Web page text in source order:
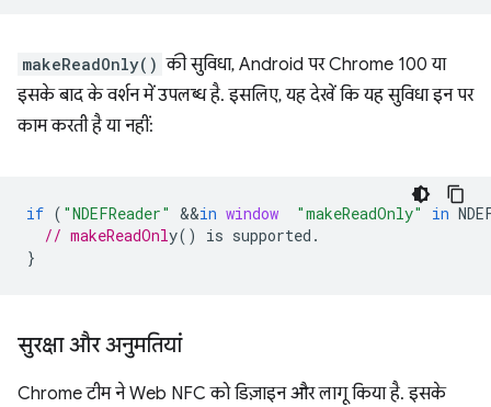
makeReadOnly() की सुविधा, Android पर Chrome 100 या
इसके बाद के वर्शन में उपलब्ध है. इसलिए, यह देखें कि यह सुविधा इन पर
काम करती है या नहीं:
if ( "NDEFReader" &&in window "makeReadOnly" in
// makeReadOnl
}
सुरक्षा और अनुमतियां
Chrome टीम ने Web NFC को डिज़ाइन और लागू किया है. इसके